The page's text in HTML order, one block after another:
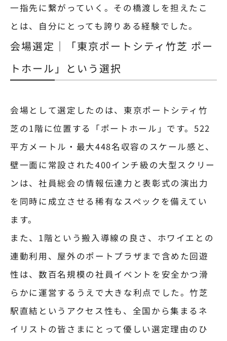
一指先に繋がっていく。その橋渡しを担えたこ
とは、自分にとっても誇りある経験でした。
会場選定｜「東京ポートシティ竹芝 ポー
トホール」という選択
会場として選定したのは、東京ポートシティ竹
芝の1階に位置する「ポートホール」です。522
平方メートル・最大448名収容のスケール感と、
壁一面に常設された400インチ級の大型スクリー
ンは、社員総会の情報伝達力と表彰式の演出力
を同時に成立させる稀有なスペックを備えてい
ます。
また、1階という搬入導線の良さ、ホワイエとの
連動利用、屋外のポートプラザまで含めた回遊
性は、数百名規模の社員イベントを安全かつ滑
らかに運営するうえで大きな利点でした。竹芝
駅直結というアクセス性も、全国から集まるネ
イリストの皆さまにとって優しい選定理由のひ